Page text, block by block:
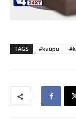
TAGS #kaupu